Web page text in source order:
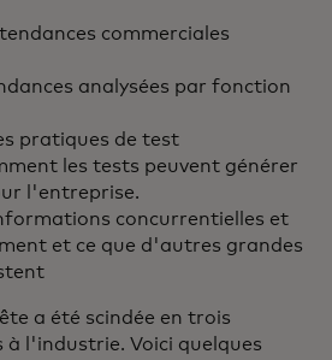
commerciales
analysées par fonction
pratiques de test
les tests peuvent générer
l'entreprise.
concurrentielles et
et ce que d'autres grandes
a été scindée en trois
à l'industrie. Voici quelques